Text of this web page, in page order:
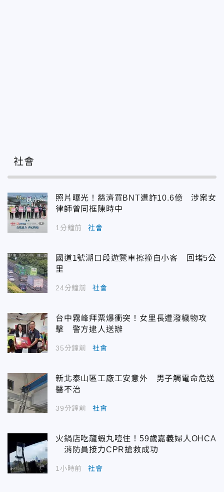
社會
照片曝光！慈濟買BNT遭詐10.6億 涉案女
律師曾同框陳時中
1分鐘前 社會
國道1號湖口段遊覽車擦撞自小客 回堵5公
里
24分鐘前 社會
台中霧峰拜票爆衝突！女里長遭潑穢物攻
擊 警方逮人送辦
35分鐘前 社會
新北泰山區工廠工安意外 男子觸電命危送
醫不治
39分鐘前 社會
火鍋店吃龍蝦丸噎住！59歲嘉義婦人OHCA
消防員接力CPR搶救成功
1小時前 社會